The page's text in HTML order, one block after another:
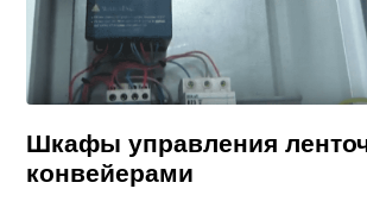
Шкафы управления
конвейерами